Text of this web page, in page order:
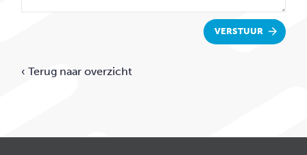
VERSTUUR
‹ Terug naar overzicht